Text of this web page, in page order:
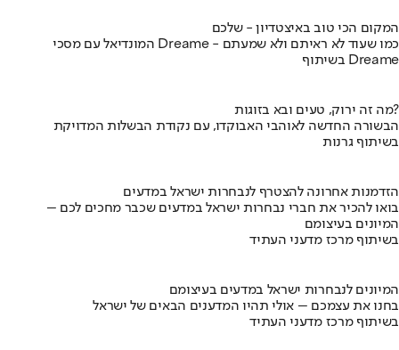
המקום הכי טוב באיצטדיון - שלכם
המונדיאל עם מסכי Dreame - כמו שעוד לא ראיתם ולא שמעתם
בשיתוף Dreame
מה זה ירוק, טעים ובא בזוגות?
הבשורה החדשה לאוהבי האבוקדו, עם נקודת הבשלות המדויקת
בשיתוף גרנות
הזדמנות אחרונה להצטרף לנבחרות ישראל במדעים
בואו להכיר את חברי נבחרות ישראל במדעים שכבר מחכים לכם –
המיונים בעיצומם
בשיתוף מרכז מדעני העתיד
המיונים לנבחרות ישראל במדעים בעיצומם
בחנו את עצמכם – אולי תהיו המדענים הבאים של ישראל
בשיתוף מרכז מדעני העתיד